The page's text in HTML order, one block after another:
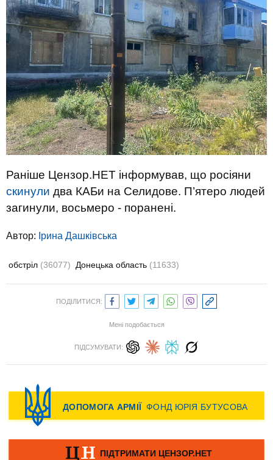
Раніше Цензор.НЕТ інформував, що росіяни
скинули два КАБи на Селидове. П’ятеро людей
загинули, восьмеро - поранені.
Автор: Ірина Дашківська
обстріл (36077) Донецька область (11633)
ПОДІЛИТИСЯ:
Мені подобається
ПІДСУМУВАТИ: